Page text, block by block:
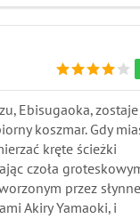
Ebisugaoka, zostaje
koszmar. Gdy
kręte ścieżki
czoła
przez
Akiry Yamaoki, i